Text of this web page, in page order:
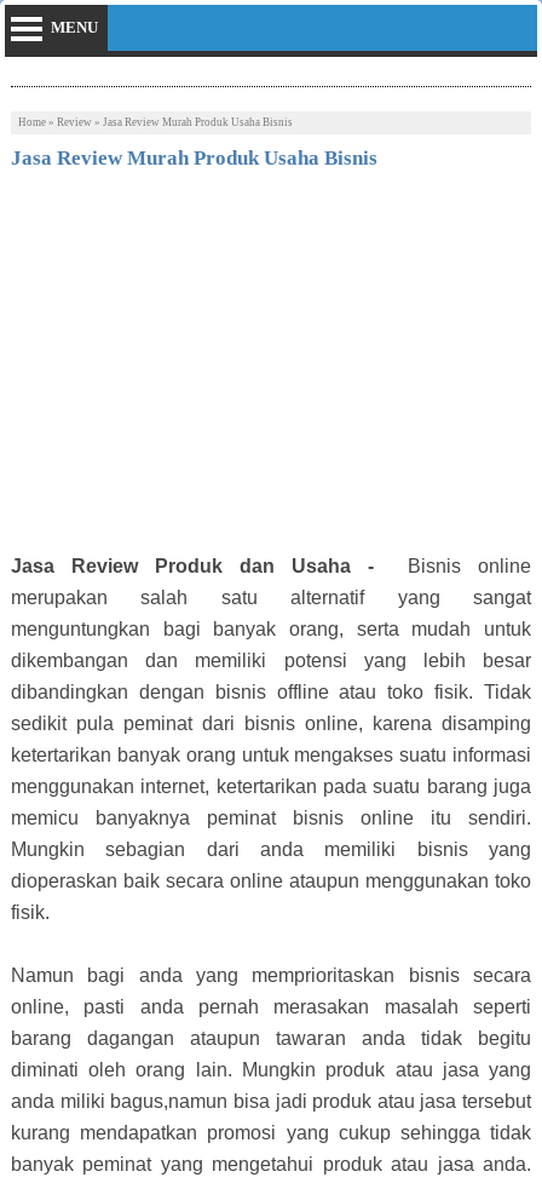
MENU
Home» Review » Jasa Review Murah Produk Usaha Bisnis
Jasa Review Murah Produk Usaha Bisnis
Jasa Review Produk dan Usaha -
Bisnis online
merupakan salah satu alternatif yang sangat
menguntungkan bagi banyak orang, serta mudah untuk
dikembangan dan memiliki potensi yang lebih besar
dibandingkan dengan bisnis offline atau toko fisik. Tidak
sedikit pula peminat dari bisnis online, karena disamping
ketertarikan banyak orang untuk mengakses suatu informasi
menggunakan internet, ketertarikan pada suatu barang juga
memicu banyaknya peminat bisnis online itu sendiri.
Mungkin sebagian dari anda memiliki bisnis yang
dioperaskan baik secara online ataupun menggunakan toko
fisik.
Namun bagi anda yang memprioritaskan bisnis secara
online, pasti anda pernah merasakan masalah seperti
barang dagangan ataupun tawaran anda tidak begitu
diminati oleh orang lain. Mungkin produk atau jasa yang
anda miliki bagus,namun bisa jadi produk atau jasa tersebut
kurang mendapatkan promosi yang cukup sehingga tidak
banyak peminat yang mengetahui produk atau jasa anda.